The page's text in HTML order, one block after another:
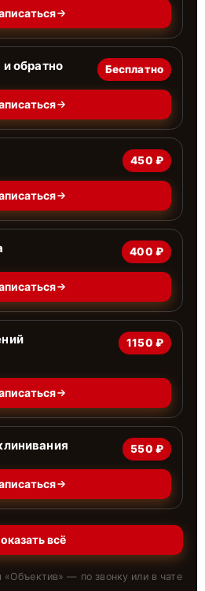
обратно Бесплатно
450 ₽
400 ₽
1150 ₽
550 ₽
всё
«Объектив» — по звонку или в чате